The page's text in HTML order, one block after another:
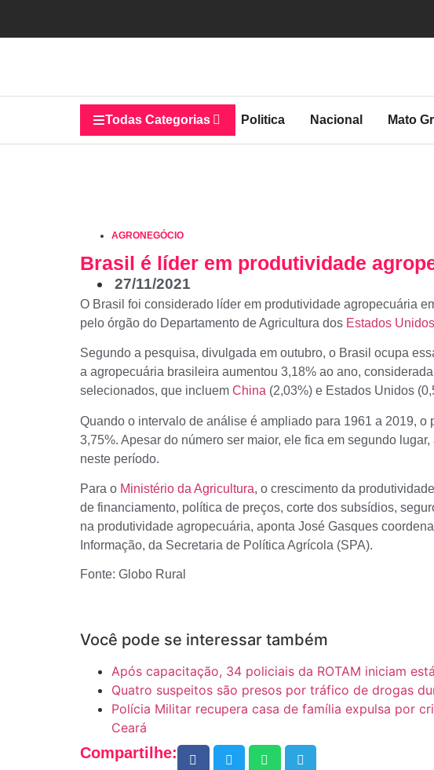
Todas Categorias Politica Nacional Mato
AGRONEGÓCIO
Brasil é líder em produtividade
27/11/2021
O Brasil foi considerado líder em produtividade agropecuária
pelo órgão do Departamento de Agricultura dos Estados Unidos
Segundo a pesquisa, divulgada em outubro, o Brasil ocupa
a agropecuária brasileira aumentou 3,18% ao ano,
selecionados, que incluem China (2,03%) e Estados Unidos
Quando o intervalo de análise é ampliado para 1961 a 2019, o
3,75%. Apesar do número ser maior, ele fica em segundo
neste período.
Para o Ministério da Agricultura, o crescimento da
de financiamento, política de preços, corte dos subsídios,
na produtividade agropecuária, aponta José Gasques
Informação, da Secretaria de Política Agrícola (SPA).
Fonte: Globo Rural
Você pode se interessar também
Após capacitação, 34 policiais da ROTAM iniciam
Quatro suspeitos são presos por tráfico de drogas
Polícia Militar recupera casa de família expulsa por
Ceará
Compartilhe: